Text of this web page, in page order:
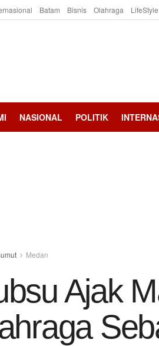
Batam Bisnis Olahraga LifeStyle
NASIONAL POLITIK
Medan
Ajak